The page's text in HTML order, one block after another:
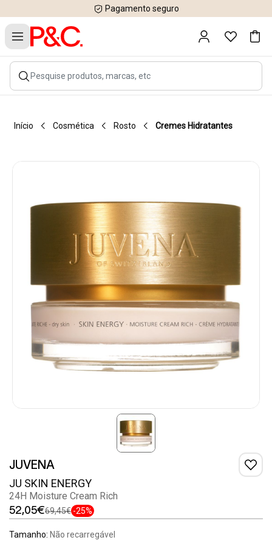
Pagamento seguro
Início Cosmética Rosto Cremes Hidratantes
JUVENA
JU SKIN ENERGY
24H Moisture Cream Rich
52,05€69,45€ -25%
Tamanho: Não recarregável